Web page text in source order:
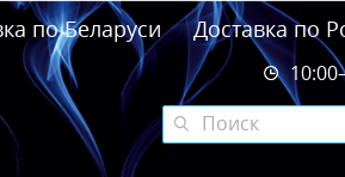
по Беларуси Доставка по